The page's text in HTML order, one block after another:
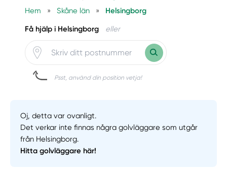
Hem » Skåne län » Helsingborg
Få hjälp i Helsingborg eller
Psst, använd din position vetja!
Oj, detta var ovanligt.
Det verkar inte finnas några golvläggare som utgår
från Helsingborg.
Hitta golvläggare här!